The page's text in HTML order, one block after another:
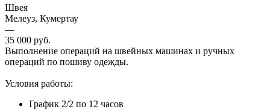
Швея
Мелеуз, Кумертау
—
35 000 руб.
Выполнение операций на швейных машинах и ручных
операций по пошиву одежды.
Условия работы:
График 2/2 по 12 часов